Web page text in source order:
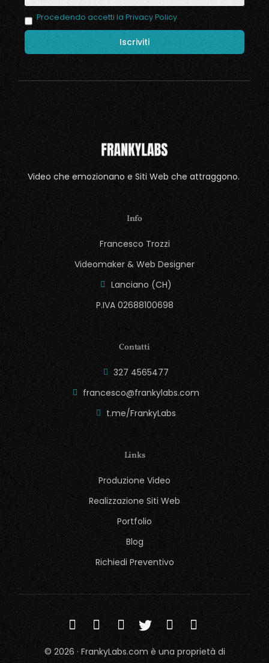
Procedendo accetti la Privacy Policy
Video che emozionano e Siti Web che attraggono.
Info
Francesco Trozzi
Videomaker & Web Designer
Lanciano (CH)
P.IVA 02688100698
Contatti
327 4565477
francesco@frankylabs.com
t.me/FrankyLabs
Links
Produzione Video
Realizzazione Siti Web
Portfolio
Blog
Richiedi Preventivo
© 2026 · FrankyLabs.com è una proprietà di